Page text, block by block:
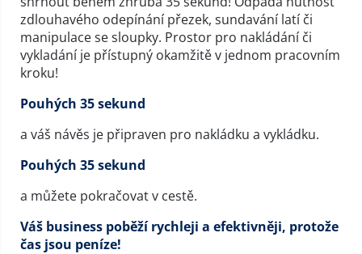
zdlouhavého odepínání přezek, sundavání latí či
manipulace se sloupky. Prostor pro nakládání či
vykladání je přístupný okamžitě v jednom pracovním
kroku!
Pouhých 35 sekund
a váš návěs je připraven pro nakládku a vykládku.
Pouhých 35 sekund
a můžete pokračovat v cestě.
Váš business poběží rychleji a efektivněji, protože
čas jsou peníze!